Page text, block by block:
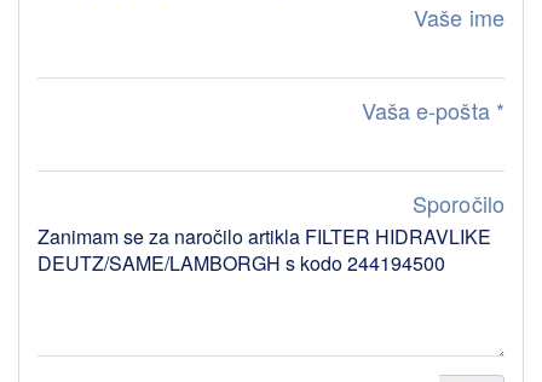
Vaše ime
Vaša e-pošta *
Sporočilo